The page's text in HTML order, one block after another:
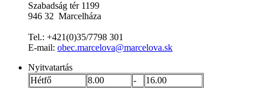
Szabadság tér 1199
946 32 Marcelháza
Tel.: +421(0)35/7798 301
E-mail: obec.marcelova@marcelova.sk
Nyitvatartás
Hétfő
8.00 -
16.00